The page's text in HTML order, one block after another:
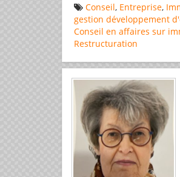
Conseil, Entreprise,
gestion développement
Conseil en affaires sur
Restructuration